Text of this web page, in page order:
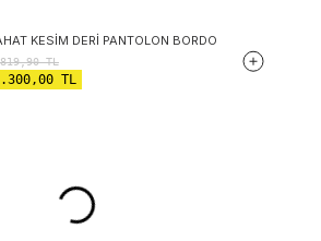
KESIM DERI PANTOLON BORDO
TL
TL